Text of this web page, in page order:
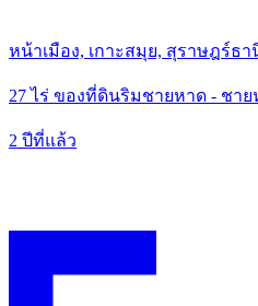
หน้าเมือง, เกาะสมุย, สุราษฎร์ธา
27 ไร่ ของที่ดินริมชายหาด - ชา
2 ปีที่แล้ว